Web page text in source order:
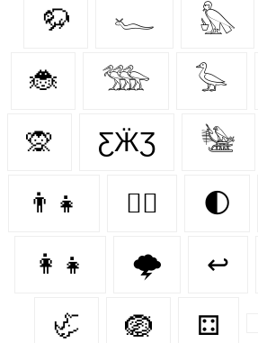
🦬 𓆑 𓅽
🐞 𓅢 𓅭
🙊 ƸӜƷ 𓅋
👨‍👧 🐕‍🦺 🌓
👩‍👧 🌩️ ↩
🦏 🪺 ⚃